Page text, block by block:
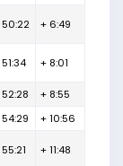
50:22 + 6:49
51:34 + 8:01
52:28
+ 8:55
54:29 + 10:56
55:21 + 11:48